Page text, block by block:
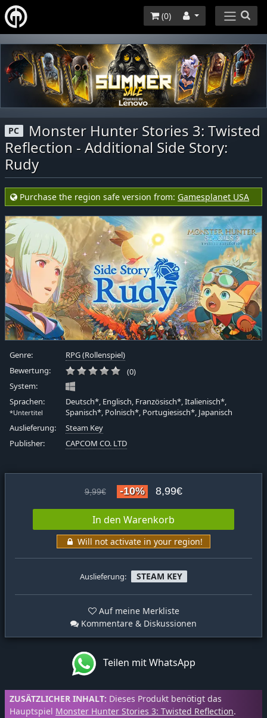
(0)
PC
Monster Hunter Stories 3: Twisted
Reflection - Additional Side Story:
Rudy
Purchase the region safe version from: Gamesplanet USA
Genre:
RPG (Rollenspiel)
Bewertung:
(0)
System:
Sprachen:
*Untertitel
Deutsch*, Englisch, Französisch*, Italienisch*,
Spanisch*, Polnisch*, Portugiesisch*, Japanisch
Auslieferung:
Steam Key
Publisher:
CAPCOM CO. LTD
9,99€ -10% 8,99€
In den Warenkorb
Will not activate in your region!
Auslieferung: STEAM KEY
Auf meine Merkliste
Kommentare & Diskussionen
Teilen mit WhatsApp
ZUSÄTZLICHER INHALT: Dieses Produkt benötigt das
Hauptspiel Monster Hunter Stories 3: Twisted Reflection.